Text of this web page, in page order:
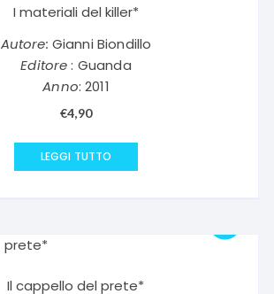
I materiali del killer*
Autore: Gianni Biondillo
Editore: Guanda
Anno: 2011
€4,90
LEGGI TUTTO
Il cappello del prete*